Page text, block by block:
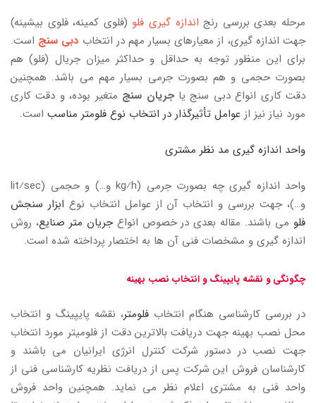
مرحله بعدی بررسی رنج اندازه گیری فلو (فلوی کمینه، فلوی بیشینه)
جهت اندازه گیری، از معیارهای بسیار مهم در انتخاب دبی سنج است.
برای این منظور توجه به حداقل و حداکثر میزان جریال (فلو) هم
بصورت حجمی و هم بصورت جرمی بسیار مهم می باشد. همچنین
دقت کاری انواع دبی سنج یاجریان سنج متغیر بوده، و دقت کاری
مورد نیاز نیز از عوامل تأثیرگذار در انتخاب نوع فلومتر مناسب است.
واحد اندازه گیری مد نظر مشتری
واحد اندازه گیری چه بصورت جرمی (kg⁄h و…) و حجمی (lit⁄sec
و…)، جهت بررسی و انتخاب آن از عوامل انتخاب نوع ابزار سنجش
فلو می باشند. مقاله بعدی در خصوص انواعجریان متر صنایع، روش
اندازه گیری و مشخصات فنی آن ها به اختصار پرداخته شده است.
چگونگی و نقشه پایپینگ و انتخاب نصب بهینه
در بررسی کارشناسی هنگام انتخاب فلومتر، نقشه پایپینگ و انتخاب
محل نصب بهینه جهت دریافت بالاترین دقت از فلومیتر مورد انتخاب
جهت نصب در دستور شرکت کنترل انرژی ایرانیان می باشند و
کارشناسان فروش این شرکت پس از دریافت نظریه کارشناسی فنی از
واحد فنی به مشتری اعلام نظر می نماید. همچنین واحد فروش